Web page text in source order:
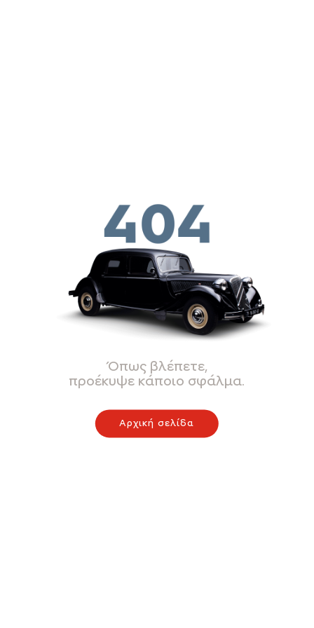
Όπως βλέπετε,
προέκυψε κάποιο σφάλμα.
Αρχική σελίδα